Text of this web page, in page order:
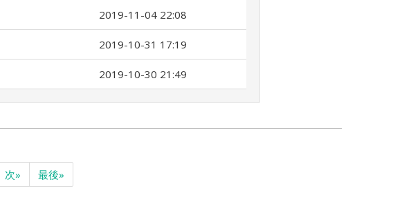
2019-11-04 22:08
2019-10-31 17:19
2019-10-30 21:49
次» 最後»